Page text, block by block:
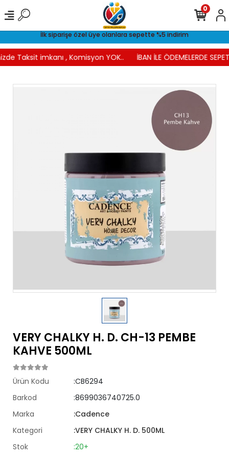
İlk siparişe özel üye olanlara sepette %5 indirim
Taksit imkanı , Komisyon YOK.. İBAN İLE ÖDEMELERDE
0
VERY CHALKY H. D. CH-13 PEMBE
KAHVE 500ML
Ürün Kodu
:CB6294
Barkod
:8699036740725.0
Marka
:Cadence
Kategori
:VERY CHALKY H. D. 500ML
Stok
:20+